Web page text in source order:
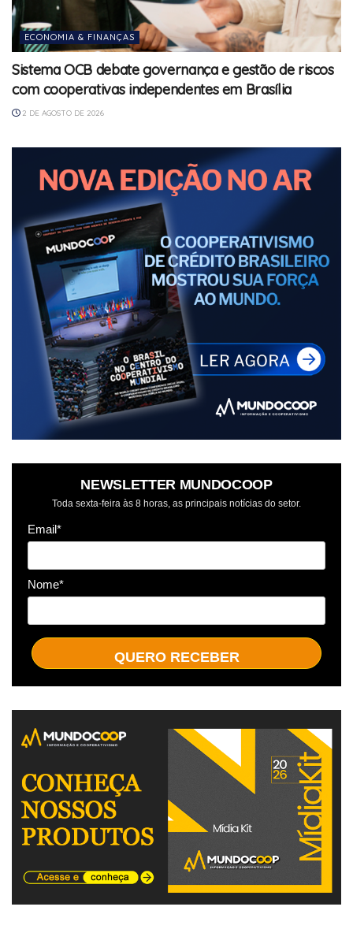
ECONOMIA & FINANÇAS
Sistema OCB debate governança e gestão de riscos
com cooperativas independentes em Brasília
2 DE AGOSTO DE 2026
NEWSLETTER MUNDOCOOP
Toda sexta-feira às 8 horas, as principais notícias do setor.
Email*
Nome*
QUERO RECEBER